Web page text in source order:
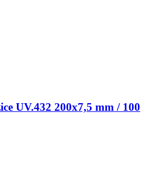
UV.432 200x7,5 mm / 100